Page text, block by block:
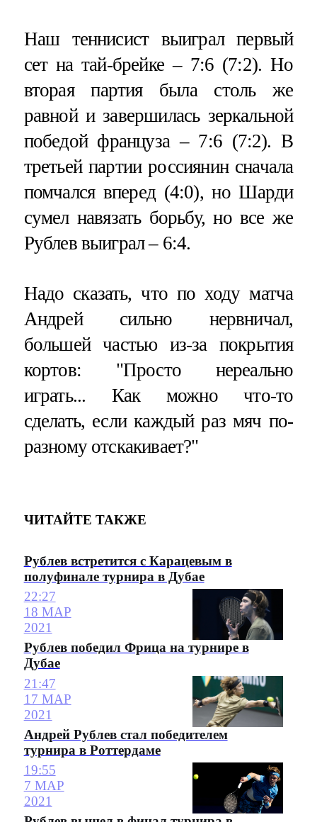
Наш теннисист выиграл первый
сет на тай-брейке – 7:6 (7:2). Но
вторая партия была столь же
равной и завершилась зеркальной
победой француза – 7:6 (7:2). В
третьей партии россиянин сначала
помчался вперед (4:0), но Шарди
сумел навязать борьбу, но все же
Рублев выиграл – 6:4.
Надо сказать, что по ходу матча
Андрей сильно нервничал,
большей частью из-за покрытия
кортов: "Просто нереально
играть... Как можно что-то
сделать, если каждый раз мяч по-
разному отскакивает?"
ЧИТАЙТЕ ТАКЖЕ
Рублев встретится с Карацевым в
полуфинале турнира в Дубае
22:27
18 МАР
2021
Рублев победил Фрица на турнире в
Дубае
21:47
17 МАР
2021
Андрей Рублев стал победителем
турнира в Роттердаме
19:55
7 МАР
2021